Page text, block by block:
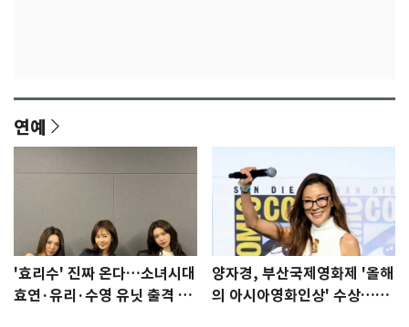
연예
'효리수' 진짜 온다…소녀시대
효연·유리·수영 유닛 출격 [N
양자경, 부산국제영화제 '올해
의 아시아영화인상' 수상…15